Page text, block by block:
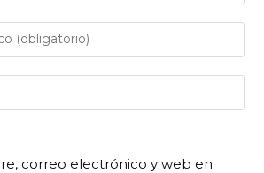
correo electrónico y web en